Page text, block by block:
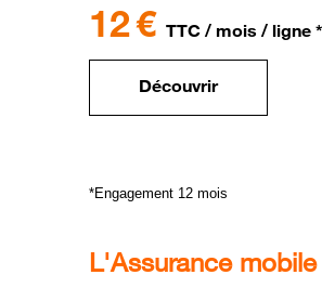
12 € TTC / mois / ligne *
Découvrir
*Engagement 12 mois
L'Assurance